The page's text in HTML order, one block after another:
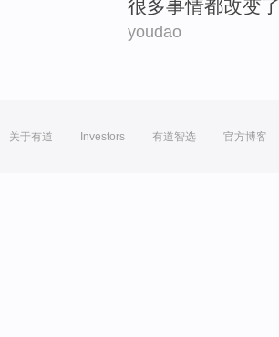
很多事情都改变了
youdao
关于有道 Investors 有道智选 官方博客